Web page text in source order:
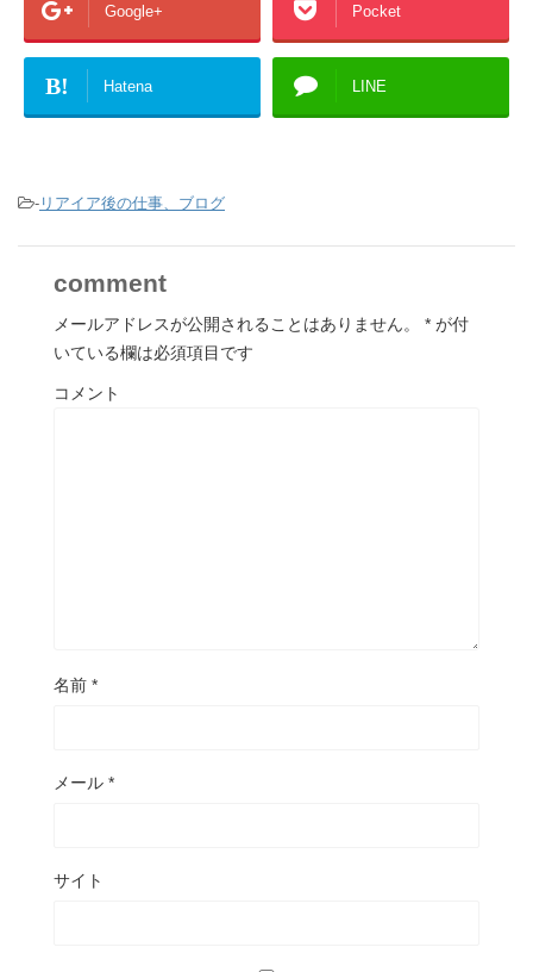
Google+ Pocket
B! Hatena LINE
- リアイア後の仕事、ブログ
comment
メールアドレスが公開されることはありません。 * が付
いている欄は必須項目です
コメント
名前 *
メール *
サイト